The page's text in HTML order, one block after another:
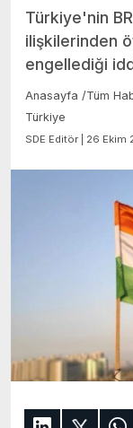
Türkiye'nin
ilişkilerinden
engellediği
Anasayfa /Tüm
Türkiye
SDE Editör | 26 Ekim